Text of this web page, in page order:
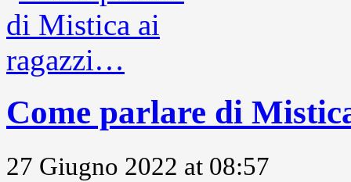
Come parlare di
27 Giugno 2022 at 08:57